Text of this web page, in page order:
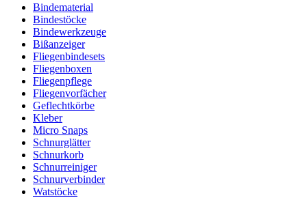
Bindematerial
Bindestöcke
Bindewerkzeuge
Bißanzeiger
Fliegenbindesets
Fliegenboxen
Fliegenpflege
Fliegenvorfächer
Geflechtkörbe
Kleber
Micro Snaps
Schnurglätter
Schnurkorb
Schnurreiniger
Schnurverbinder
Watstöcke